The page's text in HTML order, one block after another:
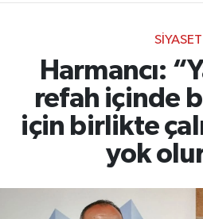
SIYASET
Harmancı:
refah içinde
için birlikte
yok
Son Dakika Haberleri
Haber Arşivi